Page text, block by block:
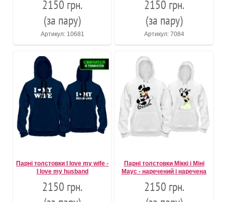
2150 грн.
(за пару)
Артикул: 10681
2150 грн.
(за пару)
Артикул: 7084
Парні толстовки I love my wife -
I love my husband
2150 грн.
Парні толстовки Міккі і Міні
Маус - наречений і наречена
2150 грн.